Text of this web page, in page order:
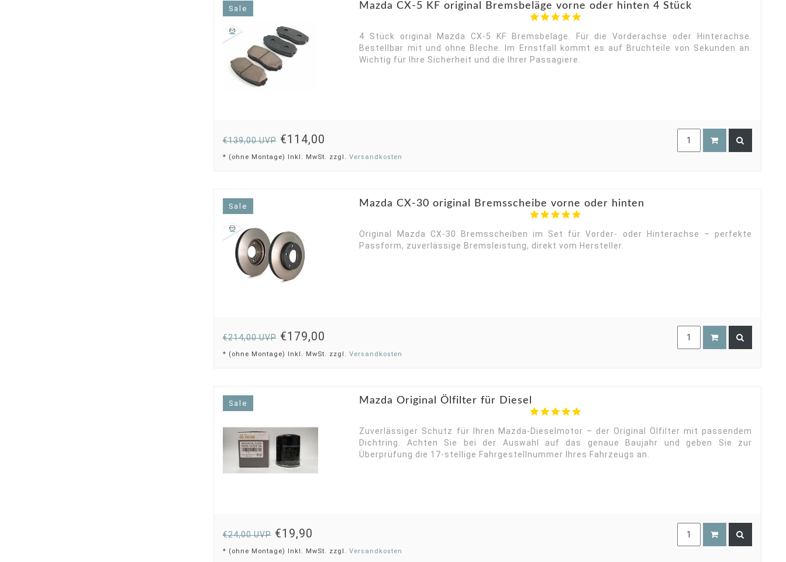
Sale Mazda CX-5 KF original Bremsbeläge vorne oder hinten 4 Stück
rating
4 Stück original Mazda CX-5 KF Bremsbeläge. Für die Vorderachse oder Hinterachse.
Bestellbar mit und ohne Bleche. Im Ernstfall kommt es auf Bruchteile von Sekunden an.
Wichtig für Ihre Sicherheit und die Ihrer Passagiere.
€139,00 UVP€114,00
* (ohne Montage) Inkl. MwSt. zzgl. Versandkosten
Sale Mazda CX-30 original Bremsscheibe vorne oder hinten
rating
Original Mazda CX-30 Bremsscheiben im Set für Vorder- oder Hinterachse – perfekte
Passform, zuverlässige Bremsleistung, direkt vom Hersteller.
€214,00 UVP€179,00
* (ohne Montage) Inkl. MwSt. zzgl. Versandkosten
Sale Mazda Original Ölfilter für Diesel
rating
Zuverlässiger Schutz für Ihren Mazda-Dieselmotor – der Original Ölfilter mit passendem
Dichtring. Achten Sie bei der Auswahl auf das genaue Baujahr und geben Sie zur
Überprüfung die 17-stellige Fahrgestellnummer Ihres Fahrzeugs an.
€24,00 UVP€19,90
* (ohne Montage) Inkl. MwSt. zzgl. Versandkosten